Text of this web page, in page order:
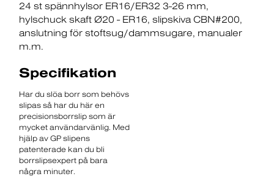
24 st spännhylsor ER16/ER32 3-26 mm
hylschuck skaft Ø20 - ER16 slipskiva CBN#200
anslutning för stoftsug/dammsugare manualer
m.m.
Specifikation
Har du slöa borr som behövs
slipas så har du här en
precisionsborrslip som är
mycket användarvänlig. Med
hjälp av GP slipens
patenterade kan du bli
borrslipsexpert på bara
några minuter.